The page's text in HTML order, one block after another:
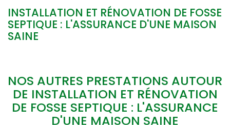
INSTALLATION ET RÉNOVATION DE FOSSE
SEPTIQUE : L'ASSURANCE D'UNE MAISON
SAINE
NOS AUTRES PRESTATIONS AUTOUR
DE INSTALLATION ET RÉNOVATION
DE FOSSE SEPTIQUE : L'ASSURANCE
D'UNE MAISON SAINE